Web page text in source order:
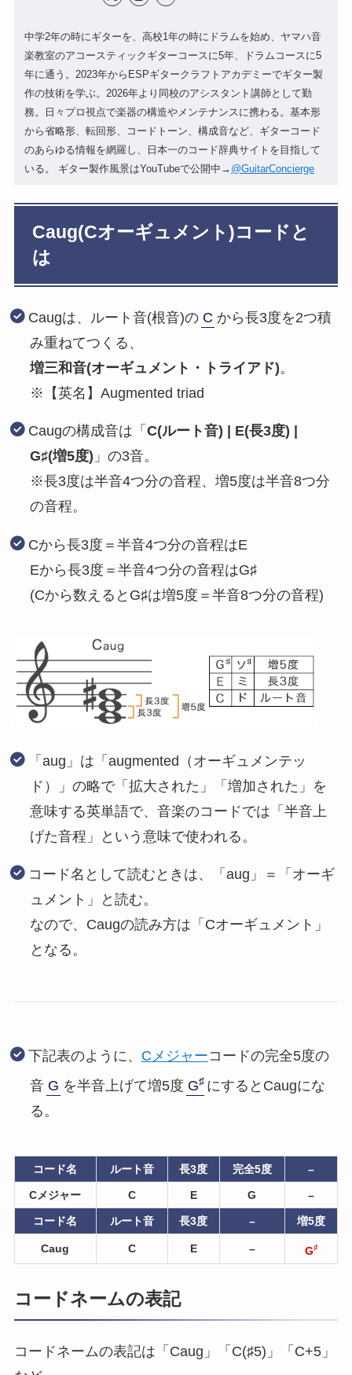
中学2年の時にギターを、高校1年の時にドラムを始め、ヤマハ音
楽教室のアコースティックギターコースに5年、ドラムコースに5
年に通う。2023年からESPギタークラフトアカデミーでギター製
作の技術を学ぶ。2026年より同校のアシスタント講師として勤
務。日々プロ視点で楽器の構造やメンテナンスに携わる。基本形
から省略形、転回形、コードトーン、構成音など、ギターコード
のあらゆる情報を網羅し、日本一のコード辞典サイトを目指して
いる。 ギター製作風景はYouTubeで公開中→ @GuitarConcierge
Caug(Cオーギュメント)コードと
は
Caugは、ルート音(根音)の C から長3度を2つ積
み重ねてつくる、
増三和音(オーギュメント・トライアド)。
※【英名】Augmented triad
Caugの構成音は「 C(ルート音) | E(長3度) |
G♯(増5度) 」の3音。
※長3度は半音4つ分の音程、増5度は半音8つ分
の音程。
Cから長3度＝半音4つ分の音程はE
Eから長3度＝半音4つ分の音程はG♯
(Cから数えるとG♯は増5度＝半音8つ分の音程)
「aug」は「augmented（オーギュメンテッ
ド）」の略で「拡大された」「増加された」を
意味する英単語で、音楽のコードでは「半音上
げた音程」という意味で使われる。
コード名として読むときは、「aug」＝「オーギ
ュメント」と読む。
なので、Caugの読み方は「Cオーギュメント」
となる。
下記表のように、 Cメジャーコードの完全5度の
音 G を半音上げて増5度 G♯ にするとCaugにな
る。
コード名 ルート音 長3度 完全5度 –
Cメジャー C E G –
コード名 ルート音 長3度 – 増5度
Caug C E – G♯
コードネームの表記
コードネームの表記は「Caug」「C(♯5)」「C+5」